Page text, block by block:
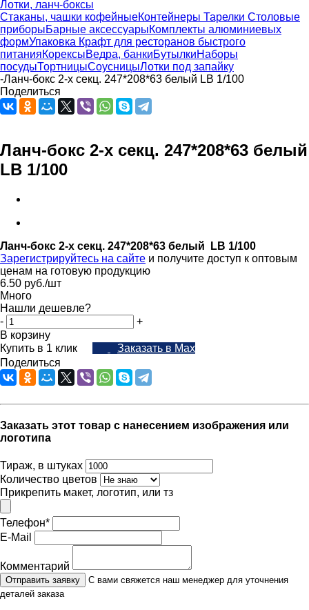
Лотки, ланч-боксы
Стаканы, чашки кофейныеКонтейнеры Тарелки Столовые
приборыБарные аксессуарыКомплекты алюминиевых
формУпаковка Крафт для ресторанов быстрого
питанияКорексыВедра, банкиБутылкиНаборы
посудыТортницыСоусницыЛотки под запайку
-Ланч-бокс 2-х секц. 247*208*63 белый LB 1/100
Поделиться
Ланч-бокс 2-х секц. 247*208*63 белый
LB 1/100
Ланч-бокс 2-х секц. 247*208*63 белый LB 1/100
Зарегистрируйтесь на сайте и получите доступ к оптовым
ценам на готовую продукцию
6.50 руб./шт
Много
Нашли дешевле?
-
+
В корзину
Купить в 1 клик
Заказать в Max
Поделиться
Заказать этот товар с нанесением изображения или
логотипа
Тираж, в штуках
Количество цветов
Прикрепить макет, логотип, или тз
Телефон*
E-Mail
Комментарий
Отправить заявку
С вами свяжется наш менеджер для уточнения
деталей заказа